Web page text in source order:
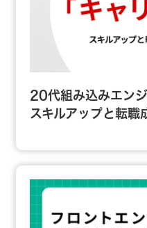
20代組み込みエン
スキルアップと転職